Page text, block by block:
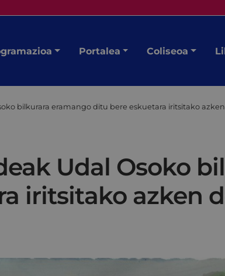
Portalea Coliseoa
bilkurara eramango ditu bere eskuetara iritsitako
Udal Osoko
iritsitako azken